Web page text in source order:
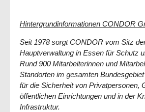
Hintergrundinformationen CONDOR
Seit 1978 sorgt CONDOR vom Sitz
Hauptverwaltung in Essen für Schutz
Rund 900 Mitarbeiterinnen und
Standorten im gesamten
für die Sicherheit von Privatpersonen,
öffentlichen Einrichtungen und in der
Infrastruktur.